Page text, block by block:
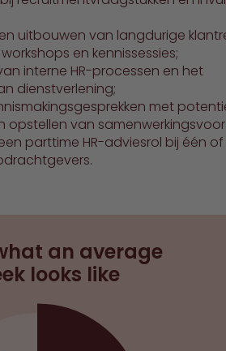
uitbouwen van langdurige
en kennissessies;
interne HR-processen en het
dienstverlening;
met
opstellen van
parttime HR-adviesrol bij één of
an average
looks like